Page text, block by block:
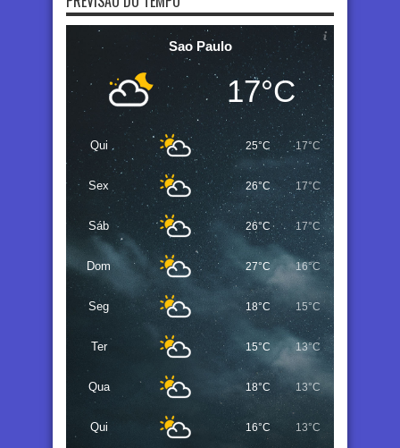
Sao Paulo
17°C
Qui 25°C 17°C
Sex 26°C 17°C
Sáb 26°C 17°C
Dom 27°C 16°C
Seg 18°C 15°C
Ter 15°C 13°C
Qua 18°C 13°C
Qui 16°C 13°C